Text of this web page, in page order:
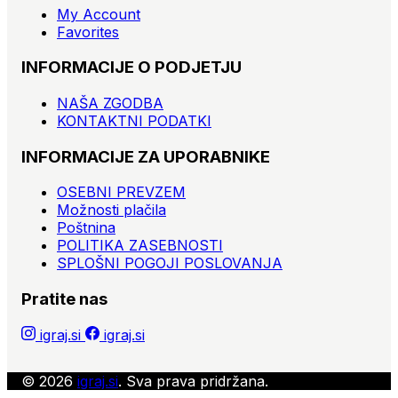
My Account
Favorites
INFORMACIJE O PODJETJU
NAŠA ZGODBA
KONTAKTNI PODATKI
INFORMACIJE ZA UPORABNIKE
OSEBNI PREVZEM
Možnosti plačila
Poštnina
POLITIKA ZASEBNOSTI
SPLOŠNI POGOJI POSLOVANJA
Pratite nas
igraj.si igraj.si
© 2026 igraj.si. Sva prava pridržana.